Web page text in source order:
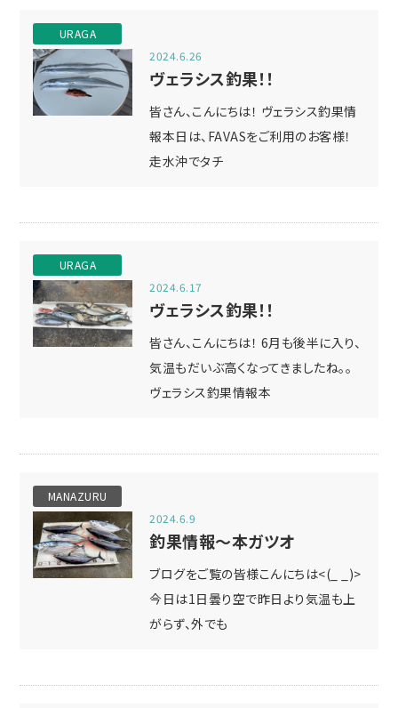
URAGA
2024.6.26
ヴェラシス釣果！！
皆さん、こんにちは！ ヴェラシス釣果情
報本日は、FAVASをご利用のお客様！
走水沖でタチ
URAGA
2024.6.17
ヴェラシス釣果！！
皆さん、こんにちは！ 6月も後半に入り、
気温もだいぶ高くなってきましたね。。
ヴェラシス釣果情報本
MANAZURU
2024.6.9
釣果情報～本ガツオ
ブログをご覧の皆様こんにちは<(_ _)>
今日は1日曇り空で昨日より気温も上
がらず、外でも